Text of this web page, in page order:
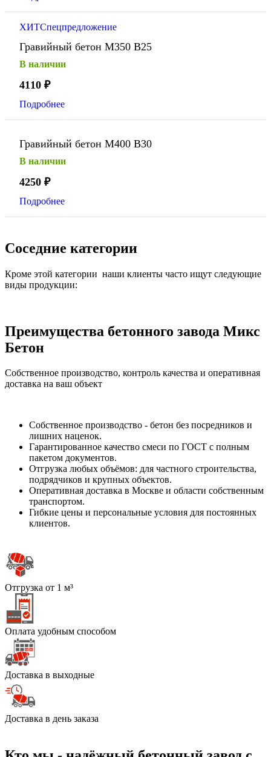
ХИТСпецпредложение
Гравийный бетон М350 В25
В наличии
4110 ₽
Подробнее
Гравийный бетон М400 В30
В наличии
4250 ₽
Подробнее
Соседние категории
Кроме этой категории наши клиенты часто ищут следующие
виды продукции:
Преимущества бетонного завода Микс
Бетон
Собственное производство, контроль качества и оперативная
доставка на ваш объект
Собственное производство - бетон без посредников и
лишних наценок.
Гарантированное качество смеси по ГОСТ с полным
пакетом документов.
Отгрузка любых объёмов: для частного строительства,
подрядчиков и крупных объектов.
Оперативная доставка в Москве и области собственным
транспортом.
Гибкие цены и персональные условия для постоянных
клиентов.
Отгрузка от 1 м³
Оплата удобным способом
Доставка в выходные
Доставка в день заказа